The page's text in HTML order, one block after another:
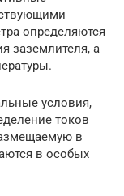
определяются
заземлителя, а
условия,
токов
в
в особых